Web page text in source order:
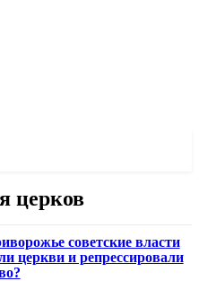
церков
советские власти
церкви и репрессировали